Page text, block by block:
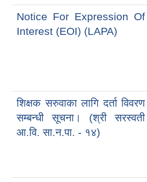
Notice For Expression Of
Interest (EOI) (LAPA)
शिक्षक सरुवाका लागि दर्ता विवरण
सम्बन्धी सूचना। (श्री सरस्वती
आ.वि. सा.न.पा. - १४)